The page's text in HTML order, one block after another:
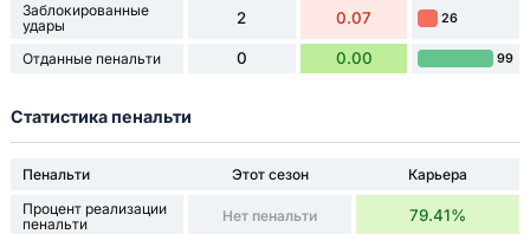
Заблокированные
удары
2 0.07 26
Отданные пенальти 0 0.00 99
Статистика пенальти
Пенальти Этот сезон
Карьера
Процент реализации
пенальти
Нет пенальти 79.41%